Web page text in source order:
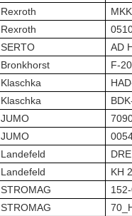
Rexroth
Rexroth
SERTO
AD
Bronkhorst
F-
Klaschka
Klaschka
JUMO
JUMO
Landefeld
Landefeld
KH
STROMAG
STROMAG